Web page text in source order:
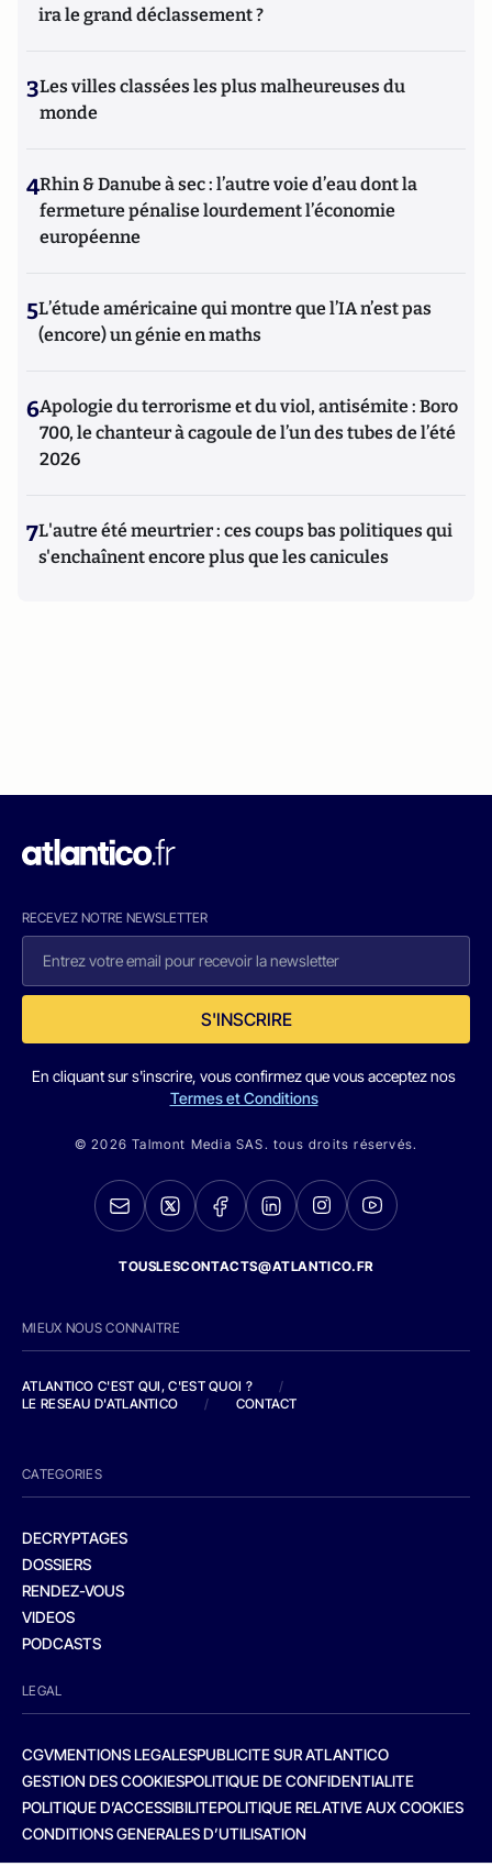
ira le grand déclassement ?
3Les villes classées les plus malheureuses du
monde
4Rhin & Danube à sec : l’autre voie d’eau dont la
fermeture pénalise lourdement l’économie
européenne
5L’étude américaine qui montre que l’IA n’est pas
(encore) un génie en maths
6Apologie du terrorisme et du viol, antisémite : Boro
700, le chanteur à cagoule de l’un des tubes de l’été
2026
7L'autre été meurtrier : ces coups bas politiques qui
s'enchaînent encore plus que les canicules
RECEVEZ NOTRE NEWSLETTER
S'INSCRIRE
En cliquant sur s'inscrire, vous confirmez que vous acceptez nos
Termes et Conditions
© 2026 Talmont Media SAS. tous droits réservés.
TOUSLESCONTACTS@ATLANTICO.FR
MIEUX NOUS CONNAITRE
ATLANTICO C'EST QUI, C'EST QUOI ?
/
LE RESEAU D'ATLANTICO
/ CONTACT
CATEGORIES
DECRYPTAGES
DOSSIERS
RENDEZ-VOUS
VIDEOS
PODCASTS
LEGAL
CGVMENTIONS LEGALESPUBLICITE SUR ATLANTICO
GESTION DES COOKIESPOLITIQUE DE CONFIDENTIALITE
POLITIQUE D’ACCESSIBILITEPOLITIQUE RELATIVE AUX COOKIES
CONDITIONS GENERALES D’UTILISATION